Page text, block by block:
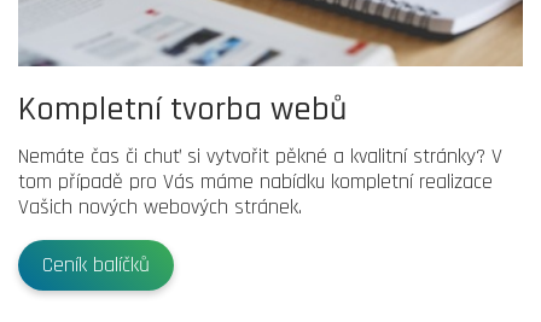
Kompletní tvorba webů
Nemáte čas či chuť si vytvořit pěkné a kvalitní stránky? V
tom případě pro Vás máme nabídku kompletní realizace
Vašich nových webových stránek.
Ceník balíčků